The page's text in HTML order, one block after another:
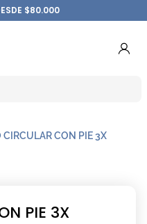
$80.000
CIRCULAR CON PIE 3X
PIE 3X